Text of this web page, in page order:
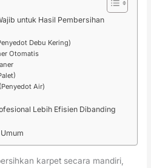
untuk Hasil Pembersihan
Debu Kering)
Otomatis
Air)
Lebih Efisien Dibanding
karpet secara mandiri,